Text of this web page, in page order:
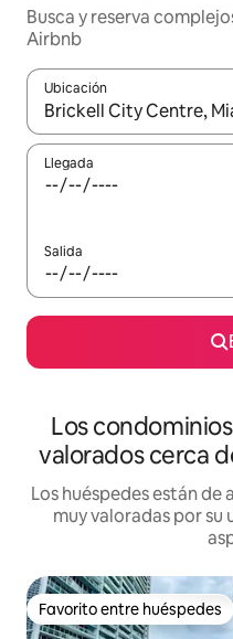
Busca y reserva
Airbnb
Ubicación
Cuando los resultados
Llegada
Salida
Los
valorados cerca
Los huéspedes están de
muy valoradas por
Favorito entre huéspedes
Favorito entre huéspedes